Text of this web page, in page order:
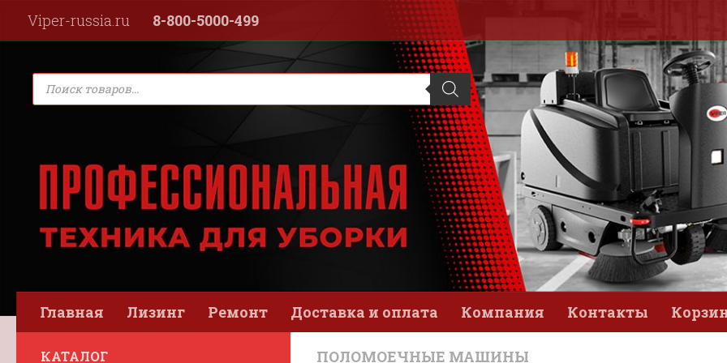
Перейти к содержимому
Viper-russia.ru 8-800-5000-499
Поиск
товаров
Главная Лизинг Ремонт Доставка и оплата Компания Контакты
ПОЛОМОЕЧНЫЕ МАШИНЫ
КАТАЛОГ